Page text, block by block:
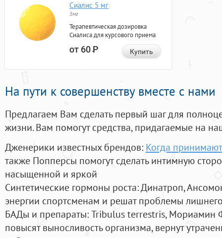
Сиалис 5 мг
5мг
Терапевтическая дозировка
Сиалиса для курсового приема
от 60Р Купить
На пути к совершенству вместе с нами
Предлагаем Вам сделать первый шаг для
жизни. Вам помогут средства, придагаемые на
Дженерики известных брендов: Когда
также Попперсы помогут сделать интимную
насыщенной и яркой
Синтетические гормоны роста: Динатроп,
энергии спортсменам и решат проблемы
БАДы и препараты:Tribulus terrestris, Мориамин
повысят выносливость организма, вернут